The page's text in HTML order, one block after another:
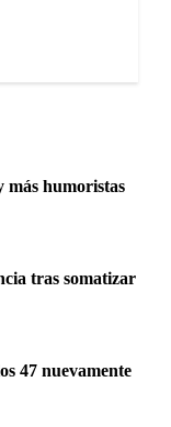
más humoristas
tras somatizar
47 nuevamente